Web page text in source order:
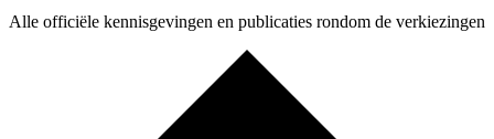
Alle officiële kennisgevingen en publicaties rondom de verkiezingen